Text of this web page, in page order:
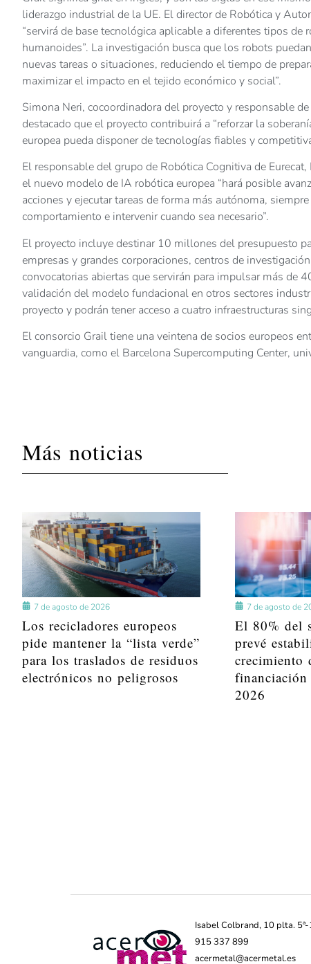
liderazgo industrial de la UE. El director de Robótica y
“servirá de base tecnológica aplicable a diferentes tipos
humanoides”. La investigación busca que los robots
nuevas tareas o situaciones, reduciendo el tiempo de
maximizar el impacto en el tejido económico y social”.
Simona Neri, cocoordinadora del proyecto y responsable
destacado que el proyecto contribuirá a “reforzar la
europea pueda disponer de tecnologías fiables y
El responsable del grupo de Robótica Cognitiva de
el nuevo modelo de IA robótica europea “hará posible
acciones y ejecutar tareas de forma más autónoma,
comportamiento e intervenir cuando sea necesario”.
El proyecto incluye destinar 10 millones del presupuesto
empresas y grandes corporaciones, centros de
convocatorias abiertas que servirán para impulsar más de
validación del modelo fundacional en otros sectores
proyecto y podrán tener acceso a cuatro infraestructuras
El consorcio Grail tiene una veintena de socios europeos
vanguardia, como el Barcelona Supercomputing Center,
Más noticias
7 de agosto de 2026
Los recicladores europeos
pide mantener la “lista verde”
para los traslados de residuos
electrónicos no peligrosos
7 de agosto de
El 80% del
prevé
crecimiento
financiación
2026
Isabel Colbrand, 10 plta.
915 337 899
acermetal@acermetal.es